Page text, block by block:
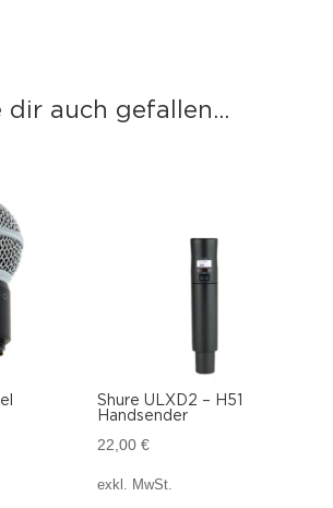
dir auch gefallen...
Shure ULXD2 – H51
Handsender
22,00€
exkl. MwSt.